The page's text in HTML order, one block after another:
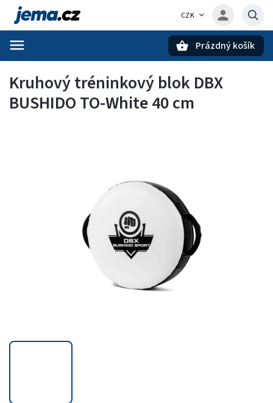
CZK
Prázdný košík
Kruhový tréninkový blok DBX
BUSHIDO TO-White 40 cm